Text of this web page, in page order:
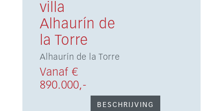
villa
Alhaurín de
la Torre
Alhaurín de la Torre
Vanaf €
890.000,-
BESCHRIJVING